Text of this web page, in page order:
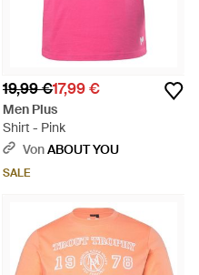
19,99 €17,99 €
Men Plus
Shirt - Pink
VonABOUT YOU
SALE